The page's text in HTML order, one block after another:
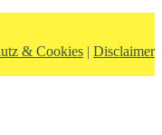
& Cookies
Disclaimer